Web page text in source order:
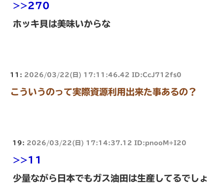
>>270
ホッキ貝は美味いからな
11: 2026/03/22(日) 17:11:46.42 ID:CcJ712fs0
こういうのって実際資源利用出来た事あるの？
19: 2026/03/22(日) 17:14:37.12 ID:pnooM+I20
>>11
少量ながら日本でもガス油田は生産してるでしょ